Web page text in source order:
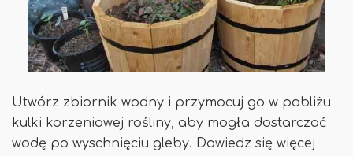
Utwórz zbiornik wodny i przymocuj go w pobliżu
kulki korzeniowej rośliny, aby mogła dostarczać
wodę po wyschnięciu gleby. Dowiedz się więcej